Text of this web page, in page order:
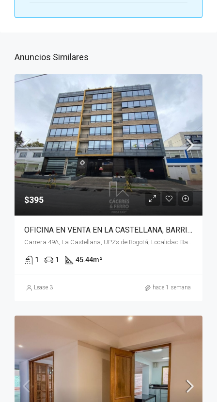
Anuncios Similares
$395
OFICINA EN VENTA EN LA CASTELLANA, BARRIOS UNIDOS, BOGOTÁ, D.C. – (1074)
Carrera 49A, La Castellana, UPZs de Bogotá, Localidad Barrios Unidos, Bogotá, Bogotá, Distrito Capital, RAP (Especial) Central, 111211, Colombia
1 1 45.44m²
Lease 3 hace 1 semana